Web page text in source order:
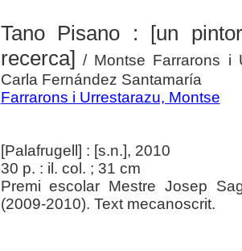
Tano Pisano : [un
recerca] / Montse Farrarons i
Carla Fernández Santamaría
Farrarons i Urrestarazu, Montse
[Palafrugell] : [s.n.], 2010
30 p. : il. col. ; 31 cm
Premi escolar Mestre Josep
(2009-2010). Text mecanoscrit.